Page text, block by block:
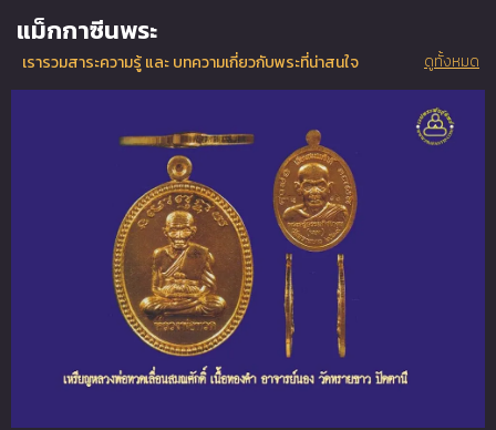
แม็กกาซีนพระ
เรารวมสาระความรู้ และ บทความเกี่ยวกับพระที่น่าสนใจ ดูทั้งหมด